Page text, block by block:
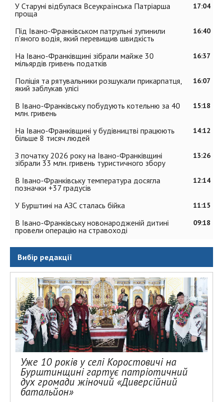
17:04
У Старуні відбулася Всеукраїнська Патріарша
проща
16:40
Під Івано-Франківськом патрульні зупинили
п’яного водія, який перевищив швидкість
16:37
На Івано-Франківщині зібрали майже 30
мільярдів гривень податків
16:07
Поліція та рятувальники розшукали прикарпатця,
який заблукав улісі
15:18
В Івано-Франківську побудують котельню за 40
млн. гривень
14:12
На Івано-Франківщині у будівництві працюють
більше 8 тисяч людей
13:26
З початку 2026 року на Івано-Франківщині
зібрали 33 млн. гривень туристичного збору
12:14
В Івано-Франківську температура досягла
позначки +37 градусів
11:15
У Бурштині на АЗС сталась бійка
09:18
В Івано-Франківську новонародженій дитині
провели операцію на стравоході
Вибір редакції
Уже 10 років у селі Коростовичі на
Бурштинщині гартує патріотичний
дух громади жіночий «Диверсійний
батальйон»